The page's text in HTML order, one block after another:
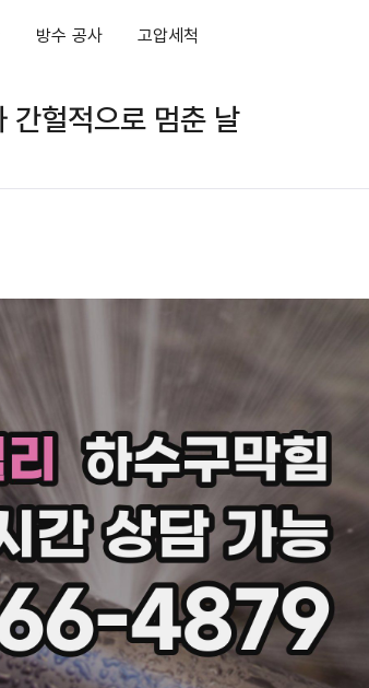
방수 공사 고압세척
간헐적으로 멈춘 날